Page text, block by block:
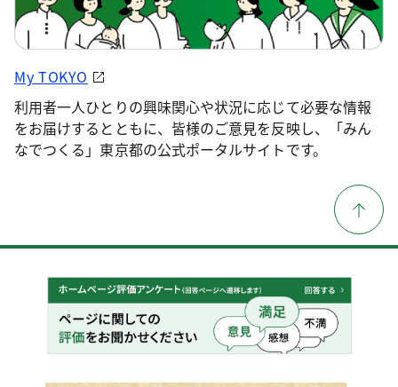
My TOKYO
利用者一人ひとりの興味関心や状況に応じて必要な情報
をお届けするとともに、皆様のご意見を反映し、「みん
なでつくる」東京都の公式ポータルサイトです。